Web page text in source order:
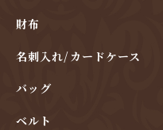
財布
名刺入れ/カードケース
バッグ
ベルト